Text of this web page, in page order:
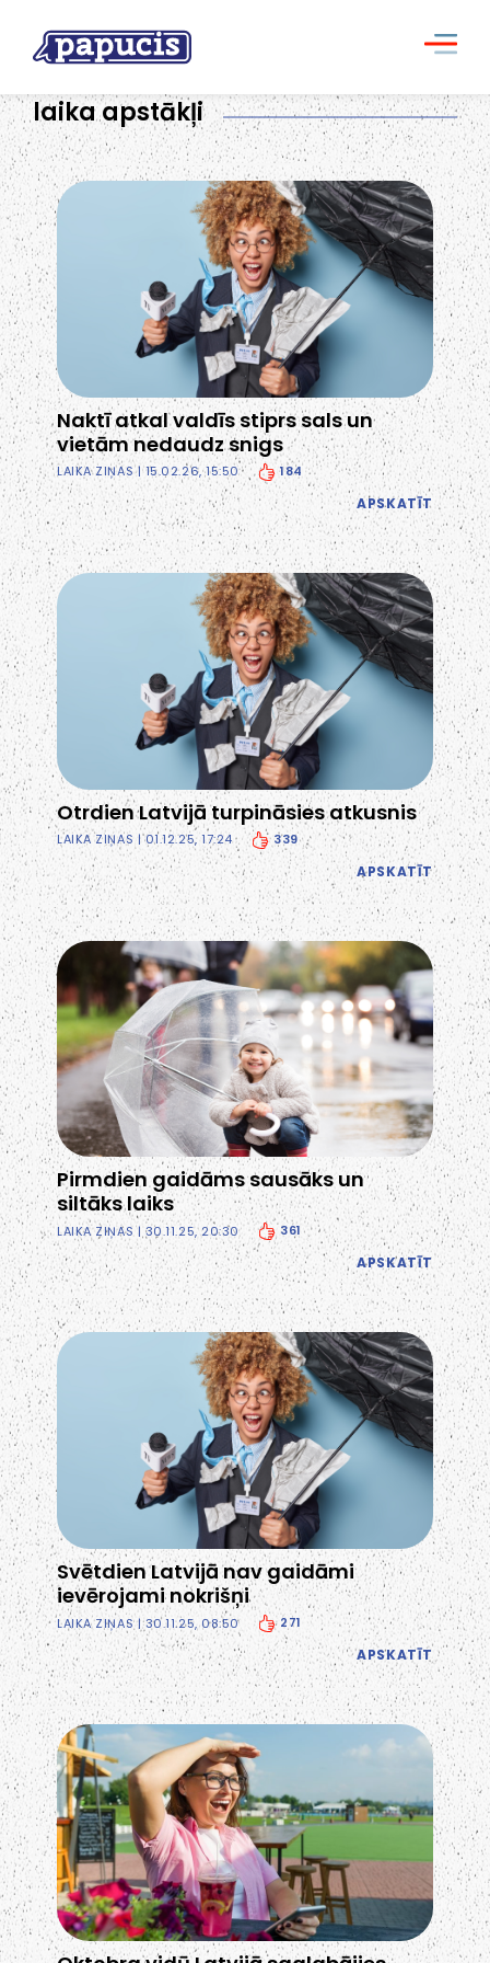
laika apstākļi
Naktī atkal valdīs stiprs sals un
vietām nedaudz snigs
LAIKA ZIŅAS| 15.02.26, 15:50 184
APSKATĪT
Otrdien Latvijā turpināsies atkusnis
LAIKA ZIŅAS | 01.12.25, 17:24 339
APSKATĪT
Pirmdien gaidāms sausāks un
siltāks laiks
LAIKA ZIŅAS| 30.11.25, 20:30 361
APSKATĪT
Svētdien Latvijā nav gaidāmi
ievērojami nokrišņi
LAIKA ZIŅAS| 30.11.25, 08:50 271
APSKATĪT